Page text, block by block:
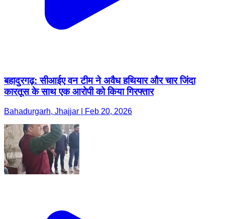
बहादुरगढ़: सीआईए वन टीम ने अवैध हथियार और चार जिंदा
कारतूस के साथ एक आरोपी को किया गिरफ्तार
Bahadurgarh, Jhajjar | Feb 20, 2026